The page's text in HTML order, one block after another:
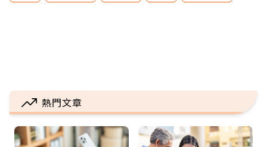
熱門文章